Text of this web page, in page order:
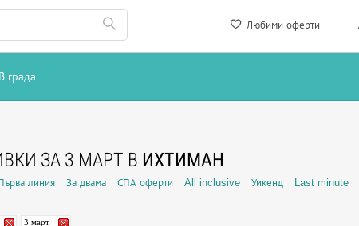
Любими оферти
В града
ЗА 3 МАРТ В ИХТИМАН
линия За двама СПА оферти All inclusive Уикенд Last minute
3 март